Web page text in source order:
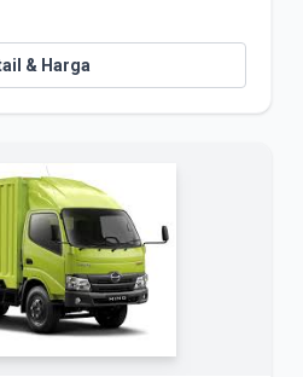
& Harga